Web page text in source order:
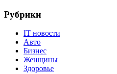
Рубрики
IT новости
Авто
Бизнес
Женщины
Здоровье